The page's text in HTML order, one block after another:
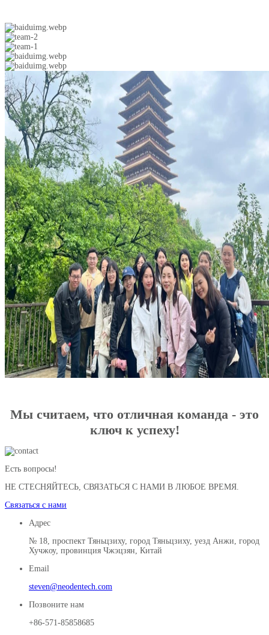
Мы считаем, что отличная команда - это
ключ к успеху!
Есть вопросы!
НЕ СТЕСНЯЙТЕСЬ, СВЯЗАТЬСЯ С НАМИ В ЛЮБОЕ ВРЕМЯ.
Связаться с нами
Адрес
№ 18, проспект Тяньцзиху, город Тяньцзиху, уезд Анжи, город
Хучжоу, провинция Чжэцзян, Китай
Email
steven@neodentech.com
Позвоните нам
+86-571-85858685